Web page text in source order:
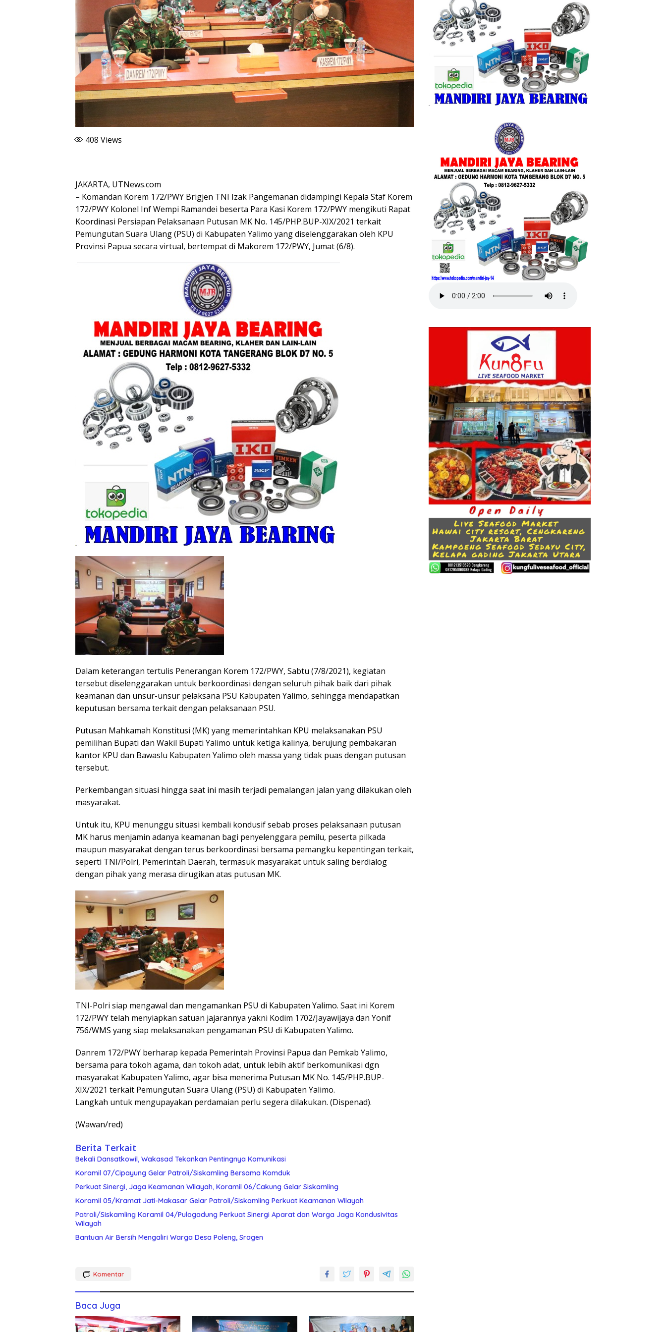
408 Views
JAKARTA, UTNews.com
– Komandan Korem 172/PWY Brigjen TNI Izak Pangemanan didampingi Kepala Staf Korem
172/PWY Kolonel Inf Wempi Ramandei beserta Para Kasi Korem 172/PWY mengikuti Rapat
Koordinasi Persiapan Pelaksanaan Putusan MK No. 145/PHP.BUP-XIX/2021 terkait
Pemungutan Suara Ulang (PSU) di Kabupaten Yalimo yang diselenggarakan oleh KPU
Provinsi Papua secara virtual, bertempat di Makorem 172/PWY, Jumat (6/8).
Dalam keterangan tertulis Penerangan Korem 172/PWY, Sabtu (7/8/2021), kegiatan
tersebut diselenggarakan untuk berkoordinasi dengan seluruh pihak baik dari pihak
keamanan dan unsur-unsur pelaksana PSU Kabupaten Yalimo, sehingga mendapatkan
keputusan bersama terkait dengan pelaksanaan PSU.
Putusan Mahkamah Konstitusi (MK) yang memerintahkan KPU melaksanakan PSU
pemilihan Bupati dan Wakil Bupati Yalimo untuk ketiga kalinya, berujung pembakaran
kantor KPU dan Bawaslu Kabupaten Yalimo oleh massa yang tidak puas dengan putusan
tersebut.
Perkembangan situasi hingga saat ini masih terjadi pemalangan jalan yang dilakukan oleh
masyarakat.
Untuk itu, KPU menunggu situasi kembali kondusif sebab proses pelaksanaan putusan
MK harus menjamin adanya keamanan bagi penyelenggara pemilu, peserta pilkada
maupun masyarakat dengan terus berkoordinasi bersama pemangku kepentingan terkait,
seperti TNI/Polri, Pemerintah Daerah, termasuk masyarakat untuk saling berdialog
dengan pihak yang merasa dirugikan atas putusan MK.
TNI-Polri siap mengawal dan mengamankan PSU di Kabupaten Yalimo. Saat ini Korem
172/PWY telah menyiapkan satuan jajarannya yakni Kodim 1702/Jayawijaya dan Yonif
756/WMS yang siap melaksanakan pengamanan PSU di Kabupaten Yalimo.
Danrem 172/PWY berharap kepada Pemerintah Provinsi Papua dan Pemkab Yalimo,
bersama para tokoh agama, dan tokoh adat, untuk lebih aktif berkomunikasi dgn
masyarakat Kabupaten Yalimo, agar bisa menerima Putusan MK No. 145/PHP.BUP-
XIX/2021 terkait Pemungutan Suara Ulang (PSU) di Kabupaten Yalimo.
Langkah untuk mengupayakan perdamaian perlu segera dilakukan. (Dispenad).
(Wawan/red)
Berita Terkait
Bekali Dansatkowil, Wakasad Tekankan Pentingnya Komunikasi
Koramil 07/Cipayung Gelar Patroli/Siskamling Bersama Komduk
Perkuat Sinergi, Jaga Keamanan Wilayah, Koramil 06/Cakung Gelar Siskamling
Koramil 05/Kramat Jati-Makasar Gelar Patroli/Siskamling Perkuat Keamanan Wilayah
Patroli/Siskamling Koramil 04/Pulogadung Perkuat Sinergi Aparat dan Warga Jaga Kondusivitas
Wilayah
Bantuan Air Bersih Mengaliri Warga Desa Poleng, Sragen
Komentar
Baca Juga